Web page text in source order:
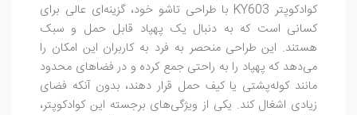
کوادکوپتر KY603 با طراحی تاشو خود، گزینه‌ای عالی برای
کسانی است که به دنبال یک پهپاد قابل حمل و سبک
هستند. این طراحی منحصر به فرد به کاربران این امکان را
می‌دهد که پهپاد را به راحتی جمع کرده و در فضاهای محدود
مانند کوله‌پشتی یا کیف حمل قرار دهند، بدون آنکه فضای
زیادی اشغال کند. یکی از ویژگی‌های برجسته این کوادکوپتر،